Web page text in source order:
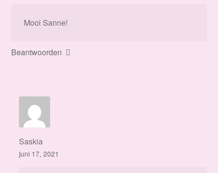
Mooi Sanne!
Beantwoorden
Saskia
juni 17, 2021